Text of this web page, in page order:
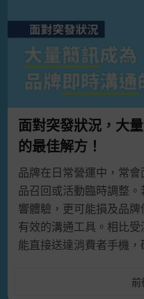
面對突發狀況，大
的最佳解方！
品牌在日常營運中，常
品召回或活動臨時調整
響體驗，更可能損及品
有效的溝通工具。相比
能直接送達消費者手機
前